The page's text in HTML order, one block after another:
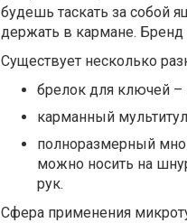
будешь таскать за собой
держать в кармане. Бренд
Существует несколько
брелок для ключей
карманный
полноразмерный
можно носить на
рук.
Сфера применения